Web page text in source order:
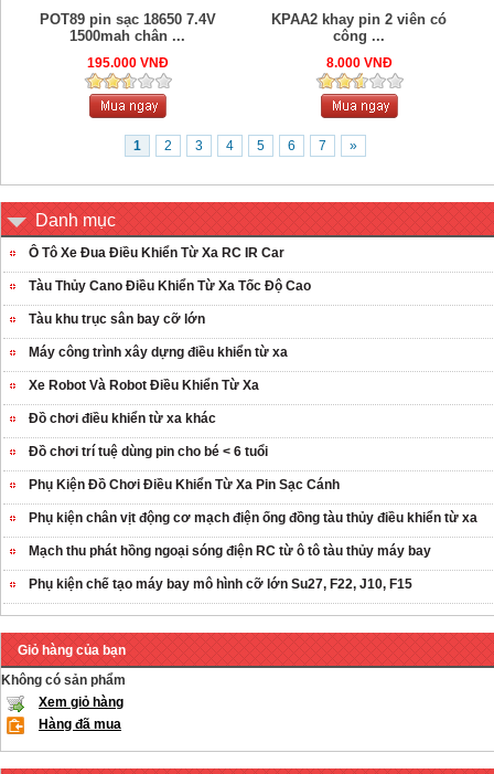
POT89 pin sạc 18650 7.4V
1500mah chân ...
195.000 VNĐ
KPAA2 khay pin 2 viên có
công ...
8.000 VNĐ
1 2 3 4 5 6 7 »
Danh mục
Ô Tô Xe Đua Điều Khiển Từ Xa RC IR Car
Tàu Thủy Cano Điều Khiển Từ Xa Tốc Độ Cao
Tàu khu trục sân bay cỡ lớn
Máy công trình xây dựng điều khiển từ xa
Xe Robot Và Robot Điều Khiển Từ Xa
Đồ chơi điều khiển từ xa khác
Đồ chơi trí tuệ dùng pin cho bé < 6 tuổi
Phụ Kiện Đồ Chơi Điều Khiển Từ Xa Pin Sạc Cánh
Phụ kiện chân vịt động cơ mạch điện ống đồng tàu thủy điều khiển từ xa
Mạch thu phát hồng ngoại sóng điện RC từ ô tô tàu thủy máy bay
Phụ kiện chế tạo máy bay mô hình cỡ lớn Su27, F22, J10, F15
Giỏ hàng của bạn
Không có sản phẩm
Xem giỏ hàng
Hàng đã mua